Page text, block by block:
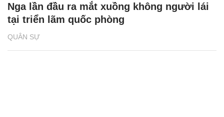
QUÂN SỰ
Nga lần đầu ra mắt xuồng không người lái
tại triển lãm quốc phòng